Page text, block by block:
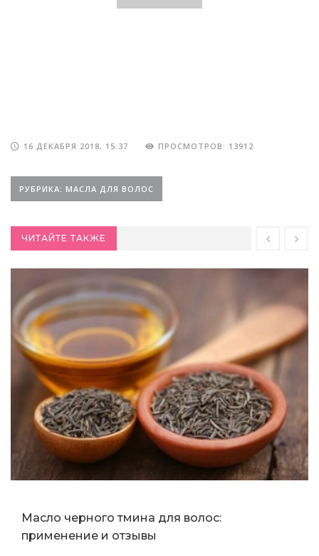
16 ДЕКАБРЯ 2018, 15:37 ПРОСМОТРОВ: 13912
РУБРИКА: МАСЛА ДЛЯ ВОЛОС
ЧИТАЙТЕ ТАКЖЕ
Масло черного тмина для волос:
применение и отзывы